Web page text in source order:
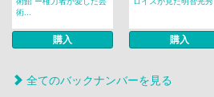
術...
購入 購入
全てのバックナンバーを見る